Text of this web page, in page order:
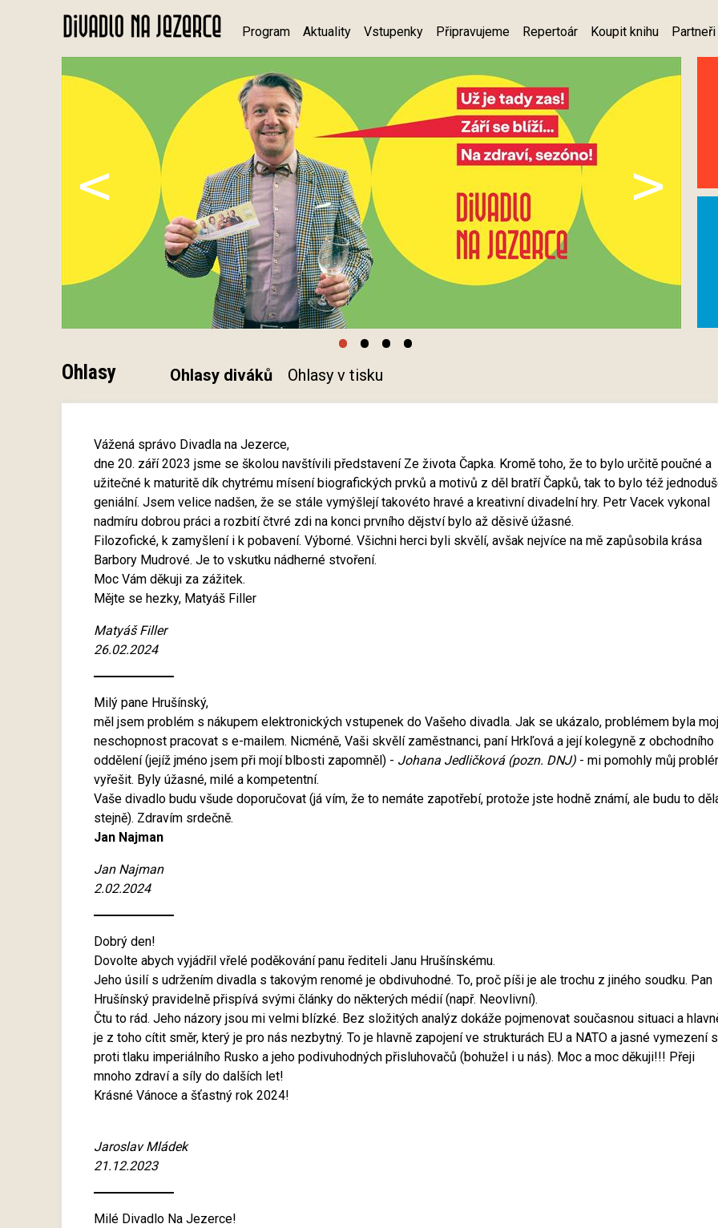
Program Aktuality Vstupenky Připravujeme Repertoár Koupit knihu Partneři
< >
••••
Ohlasy Ohlasy diváků Ohlasy v tisku
Vážená správo Divadla na Jezerce,
dne 20. září 2023 jsme se školou navštívili představení Ze života Čapka. Kromě toho, že to bylo určitě poučné a
užitečné k maturitě dík chytrému mísení biografických prvků a motivů z děl bratří Čapků, tak to bylo též
geniální. Jsem velice nadšen, že se stále vymýšlejí takovéto hravé a kreativní divadelní hry. Petr Vacek vykonal
nadmíru dobrou práci a rozbití čtvré zdi na konci prvního dějství bylo až děsivě úžasné.
Filozofické, k zamyšlení i k pobavení. Výborné. Všichni herci byli skvělí, avšak nejvíce na mě zapůsobila krása
Barbory Mudrové. Je to vskutku nádherné stvoření.
Moc Vám děkuji za zážitek.
Mějte se hezky, Matyáš Filler
Matyáš Filler
26.02.2024
Milý pane Hrušínský,
měl jsem problém s nákupem elektronických vstupenek do Vašeho divadla. Jak se ukázalo, problémem byla
neschopnost pracovat s e-mailem. Nicméně, Vaši skvělí zaměstnanci, paní Hrkľová a její kolegyně z obchodního
oddělení (jejíž jméno jsem při mojí blbosti zapomněl) - Johana Jedličková (pozn. DNJ) - mi pomohly můj
vyřešit. Byly úžasné, milé a kompetentní.
Vaše divadlo budu všude doporučovat (já vím, že to nemáte zapotřebí, protože jste hodně známí, ale budu to
stejně). Zdravím srdečně.
Jan Najman
Jan Najman
2.02.2024
Dobrý den!
Dovolte abych vyjádřil vřelé poděkování panu řediteli Janu Hrušínskému.
Jeho úsilí s udržením divadla s takovým renomé je obdivuhodné. To, proč píši je ale trochu z jiného soudku. Pan
Hrušínský pravidelně přispívá svými články do některých médií (např. Neovlivní).
Čtu to rád. Jeho názory jsou mi velmi blízké. Bez složitých analýz dokáže pojmenovat současnou situaci a
je z toho cítit směr, který je pro nás nezbytný. To je hlavně zapojení ve strukturách EU a NATO a jasné vymezení
proti tlaku imperiálního Rusko a jeho podivuhodných přisluhovačů (bohužel i u nás). Moc a moc děkuji!!! Přeji
mnoho zdraví a síly do dalších let!
Krásné Vánoce a šťastný rok 2024!
Jaroslav Mládek
21.12.2023
Milé Divadlo Na Jezerce!